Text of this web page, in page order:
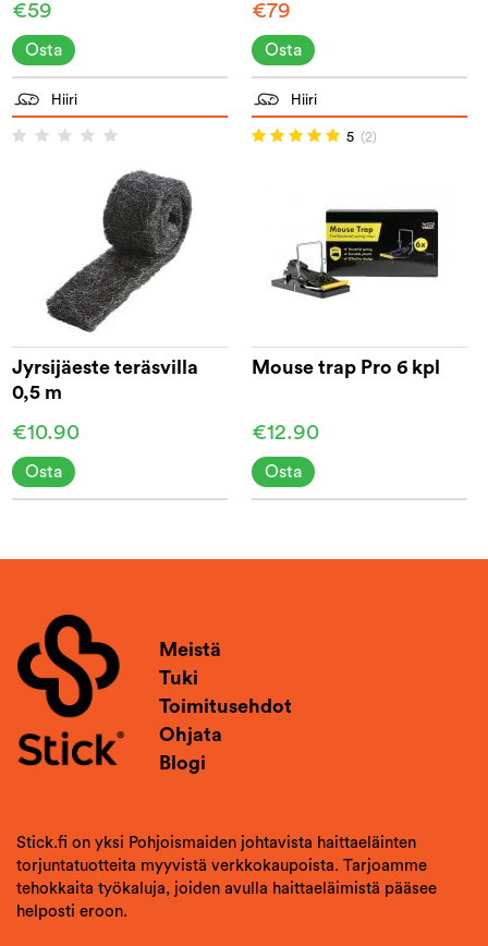
€59
Osta
€79
Osta
Hiiri
Jyrsijäeste teräsvilla
0,5 m
€10.90
Osta
Hiiri
5 (2)
Mouse trap Pro 6 kpl
€12.90
Osta
Meistä
Tuki
Toimitusehdot
Ohjata
Blogi
Stick.fi on yksi Pohjoismaiden johtavista haittaeläinten
torjuntatuotteita myyvistä verkkokaupoista. Tarjoamme
tehokkaita työkaluja, joiden avulla haittaeläimistä pääsee
helposti eroon.